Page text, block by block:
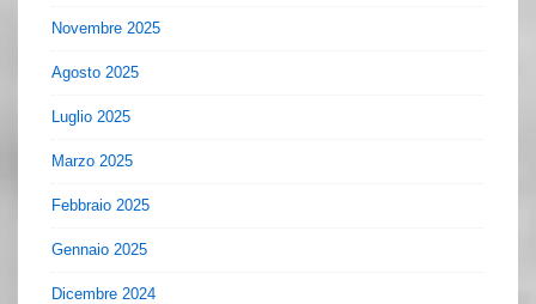
Novembre 2025
Agosto 2025
Luglio 2025
Marzo 2025
Febbraio 2025
Gennaio 2025
Dicembre 2024